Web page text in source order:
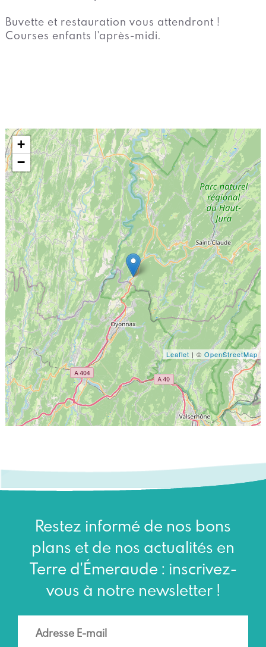
Buvette et restauration vous attendront !
Courses enfants l'après-midi.
+
−
Leaflet | ©OpenStreetMap
Restez informé de nos bons
plans et de nos actualités en
Terre d'Émeraude : inscrivez-
vous à notre newsletter !